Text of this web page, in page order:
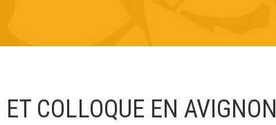
COLLOQUE EN AVIGNON